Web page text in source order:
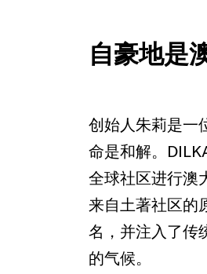
自豪地是
创始人朱莉是一
命是和解。
全球社区进行澳
来自土著社区的
名，并注入了传
的气候。